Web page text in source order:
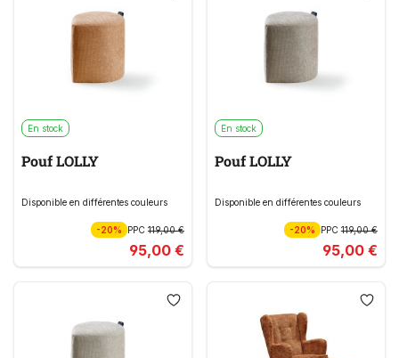
En stock
Pouf LOLLY
Disponible en différentes couleurs
-20% PPC 119,00 €
95,00 €
En stock
Pouf LOLLY
Disponible en différentes couleurs
-20% PPC119,00 €
95,00 €